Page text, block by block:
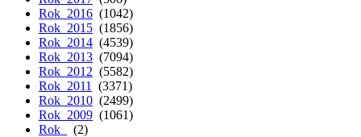
Rok 2016 (1042)
Rok 2015 (1856)
Rok 2014 (4539)
Rok 2013 (7094)
Rok 2012 (5582)
Rok 2011
(3371)
Rok 2010 (2499)
Rok 2009 (1061)
Rok
(2)